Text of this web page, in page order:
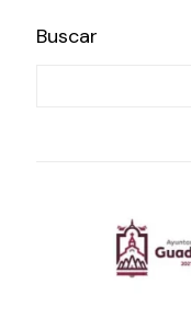
Buscar